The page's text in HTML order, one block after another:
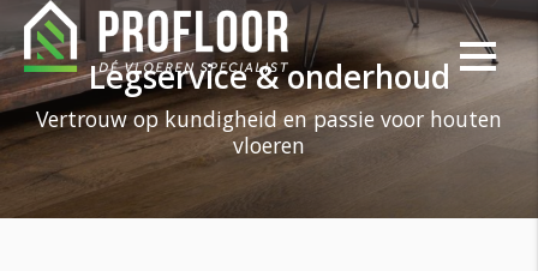
Legservice & onderhoud
Vertrouw op kundigheid en passie voor houten
vloeren